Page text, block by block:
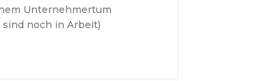
Unternehmertum
noch in Arbeit)